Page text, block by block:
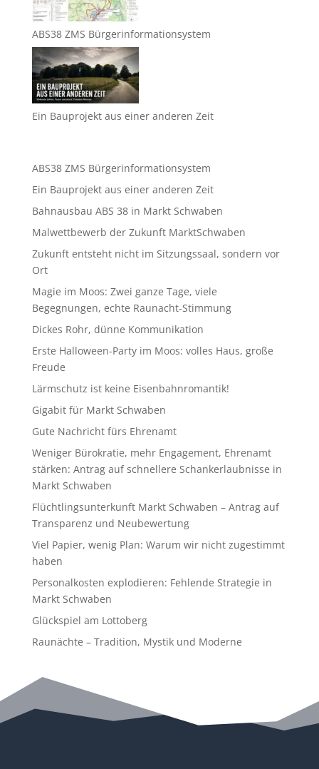
ABS38 ZMS Bürgerinformationsystem
Ein Bauprojekt aus einer anderen Zeit
ABS38 ZMS Bürgerinformationsystem
Ein Bauprojekt aus einer anderen Zeit
Bahnausbau ABS 38 in Markt Schwaben
Malwettbewerb der Zukunft MarktSchwaben
Zukunft entsteht nicht im Sitzungssaal, sondern vor
Ort
Magie im Moos: Zwei ganze Tage, viele
Begegnungen, echte Raunacht-Stimmung
Dickes Rohr, dünne Kommunikation
Erste Halloween-Party im Moos: volles Haus, große
Freude
Lärmschutz ist keine Eisenbahnromantik!
Gigabit für Markt Schwaben
Gute Nachricht fürs Ehrenamt
Weniger Bürokratie, mehr Engagement, Ehrenamt
stärken: Antrag auf schnellere Schankerlaubnisse in
Markt Schwaben
Flüchtlingsunterkunft Markt Schwaben – Antrag auf
Transparenz und Neubewertung
Viel Papier, wenig Plan: Warum wir nicht zugestimmt
haben
Personalkosten explodieren: Fehlende Strategie in
Markt Schwaben
Glückspiel am Lottoberg
Raunächte – Tradition, Mystik und Moderne